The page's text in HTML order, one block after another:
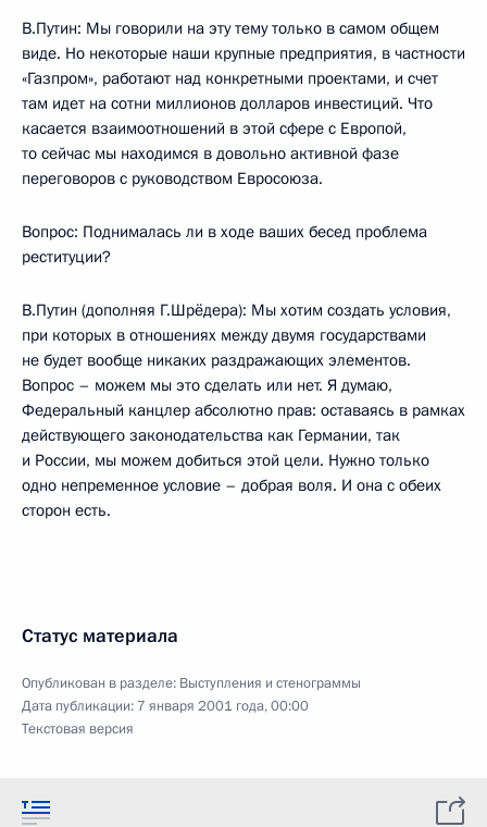
В.Путин: Мы говорили на эту тему только в самом общем
виде. Но некоторые наши крупные предприятия, в частности
«Газпром», работают над конкретными проектами, и счет
там идет на сотни миллионов долларов инвестиций. Что
касается взаимоотношений в этой сфере с Европой,
то сейчас мы находимся в довольно активной фазе
переговоров с руководством Евросоюза.
Вопрос: Поднималась ли в ходе ваших бесед проблема
реституции?
В.Путин (дополняя Г.Шрёдера): Мы хотим создать условия,
при которых в отношениях между двумя государствами
не будет вообще никаких раздражающих элементов.
Вопрос – можем мы это сделать или нет. Я думаю,
Федеральный канцлер абсолютно прав: оставаясь в рамках
действующего законодательства как Германии, так
и России, мы можем добиться этой цели. Нужно только
одно непременное условие – добрая воля. И она с обеих
сторон есть.
Статус материала
Опубликован в разделе: Выступления и стенограммы
Дата публикации: 7 января 2001 года, 00:00
Текстовая версия